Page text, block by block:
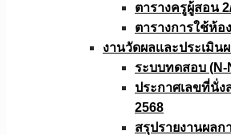
ตารางครูผู้สอน
ตารางการใช้ห้อ
งานวัดผลเเละประเมิน
ระบบทดสอบ (N-
ประกาศเลขที่นั่ง
2568
สรุปรายงานผลก